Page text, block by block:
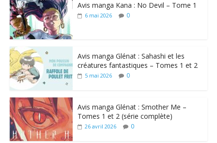
Avis manga Kana : No Devil – Tome 1
6 mai 2026 0
Avis manga Glénat : Sahashi et les
créatures fantastiques – Tomes 1 et 2
5 mai 2026 0
Avis manga Glénat : Smother Me –
Tomes 1 et 2 (série complète)
26 avril 2026 0